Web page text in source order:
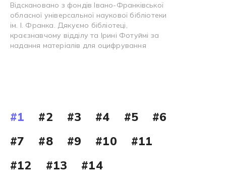
Відскановано з фондів Івано-Франківської
обласної універсальної наукової бібліотеки
ім. І. Франка. Дякуємо бібліотеці,
краєзнавчому відділу та Ірині Фотуймі за
надання матеріалів для оцифрування
#1 #2 #3 #4 #5
#6
#7
#8 #9 #10
#11
#12
#13 #14